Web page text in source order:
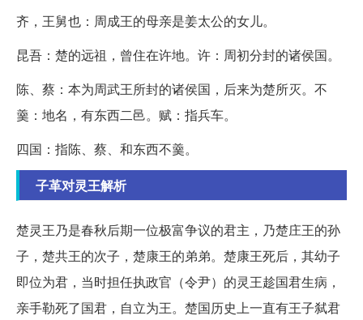
齐，王舅也：周成王的母亲是姜太公的女儿。
昆吾：楚的远祖，曾住在许地。许：周初分封的诸侯国。
陈、蔡：本为周武王所封的诸侯国，后来为楚所灭。不
羹：地名，有东西二邑。赋：指兵车。
四国：指陈、蔡、和东西不羹。
子革对灵王解析
楚灵王乃是春秋后期一位极富争议的君主，乃楚庄王的孙
子，楚共王的次子，楚康王的弟弟。楚康王死后，其幼子
即位为君，当时担任执政官（令尹）的灵王趁国君生病，
亲手勒死了国君，自立为王。楚国历史上一直有王子弑君